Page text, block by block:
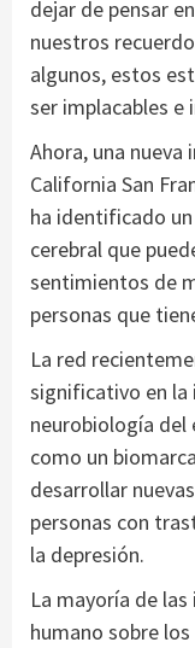
dejar de pensar
nuestros
algunos, estos
ser implacables e
Ahora, una
California San
ha identificado
cerebral que
sentimientos de
personas que
La red
significativo en la
neurobiología del
como un
desarrollar
personas con
la depresión.
La mayoría de
humano sobre